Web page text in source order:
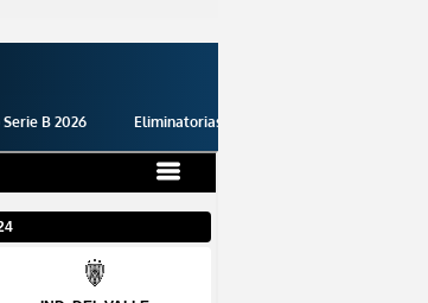
Serie B 2026 Eliminatorias 2026